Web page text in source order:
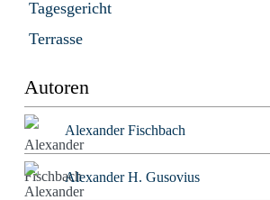
Tagesgericht
Terrasse
Autoren
Alexander Fischbach
Alexander H. Gusovius